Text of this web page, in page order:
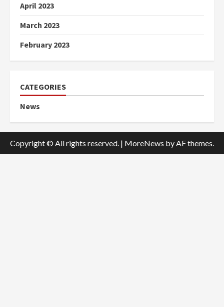
April 2023
March 2023
February 2023
CATEGORIES
News
Copyright © All rights reserved. | MoreNews by AF themes.